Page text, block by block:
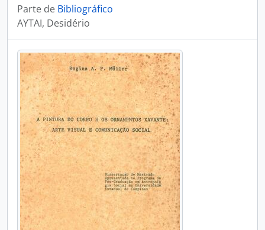
Parte de Bibliográfico
AYTAI, Desidério